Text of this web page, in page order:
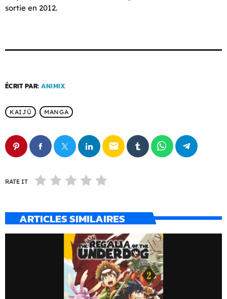
sortie en 2012.
ÉCRIT PAR: ANIMIX
KAIJÛ MANGA
email
RATE IT
ARTICLES SIMILAIRES